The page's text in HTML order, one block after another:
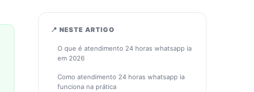
📍 NESTE ARTIGO
O que é atendimento 24 horas whatsapp ia
em 2026
Como atendimento 24 horas whatsapp ia
funciona na prática